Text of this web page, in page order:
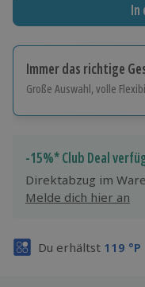
In
Immer das richtige
Große Auswahl, volle
Jeder Gutschein für
Maximale Sicherheit
3 Jahre gültig &
-15%* Club Deal
Direktabzug im
Melde dich hier an
Du erhältst 119 °P